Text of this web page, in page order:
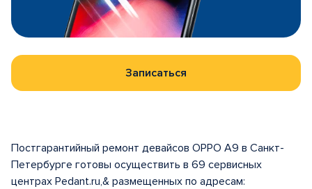
Записаться
Постгарантийный ремонт девайсов OPPO A9 в Санкт-
Петербурге готовы осуществить в 69 сервисных
центрах Pedant.ru,& размещенных по адресам: